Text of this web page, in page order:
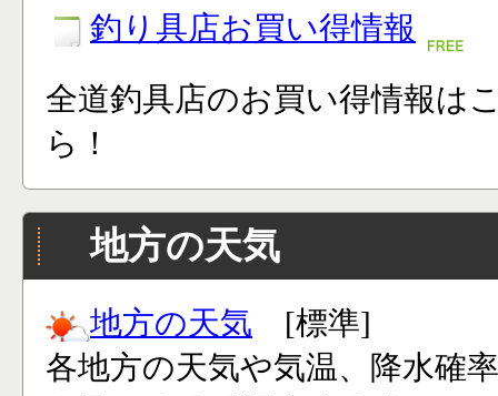
釣り具店お買い得情報
全道釣具店のお買い得情報は
ら！
地方の天気
地方の天気 [標準]
各地方の天気や気温、降水確